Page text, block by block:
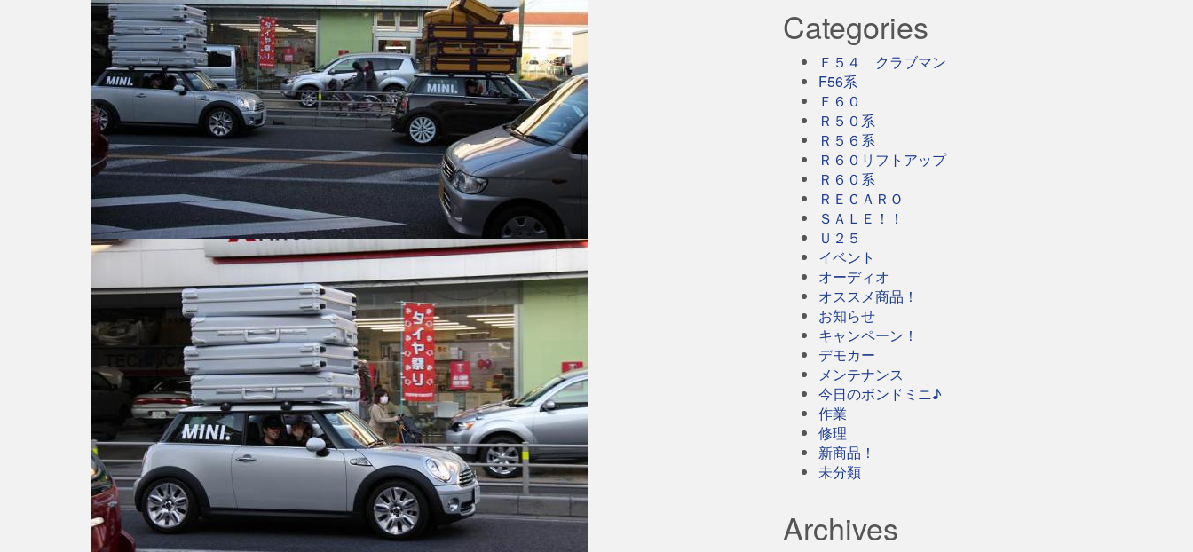
Categories
Ｆ５４ クラブマン
F56系
Ｆ６０
Ｒ５０系
Ｒ５６系
Ｒ６０リフトアップ
Ｒ６０系
ＲＥＣＡＲＯ
ＳＡＬＥ！！
Ｕ２５
イベント
オーディオ
オススメ商品！
お知らせ
キャンペーン！
デモカー
メンテナンス
今日のボンドミニ♪
作業
修理
新商品！
未分類
Archives